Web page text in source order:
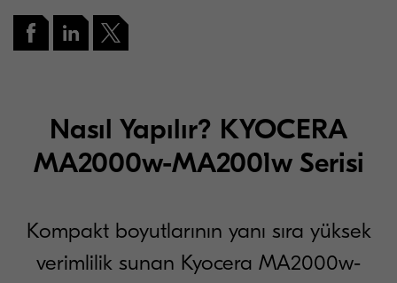
Nasıl Yapılır? KYOCERA
MA2000w-MA2001w Serisi
Kompakt boyutlarının yanı sıra yüksek
verimlilik sunan Kyocera MA2000w-